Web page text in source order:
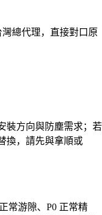
總代理，直接對口原
裝方向與防塵需求；若
換，請先與拿順或
常游隙、P0 正常精